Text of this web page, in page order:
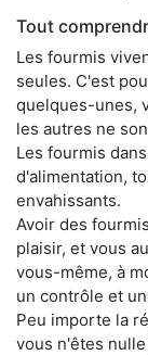
Tout
Les fourmis
seules. C'est
quelques-unes,
les autres ne
Les fourmis
d'alimentation,
envahissants.
Avoir des
plaisir, et vous
vous-même, à
un contrôle et
Peu importe la
vous n'êtes